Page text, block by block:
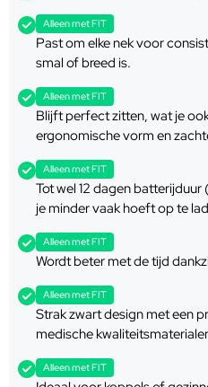
Alleen met FIT
Past om elke nek voor
smal of breed is.
Alleen met FIT
Blijft perfect zitten, wat je
ergonomische vorm en
Alleen met FIT
Tot wel 12 dagen
je minder vaak hoeft op te
Alleen met FIT
Wordt beter met de tijd
Alleen met FIT
Strak zwart design met een
medische
Alleen met FIT